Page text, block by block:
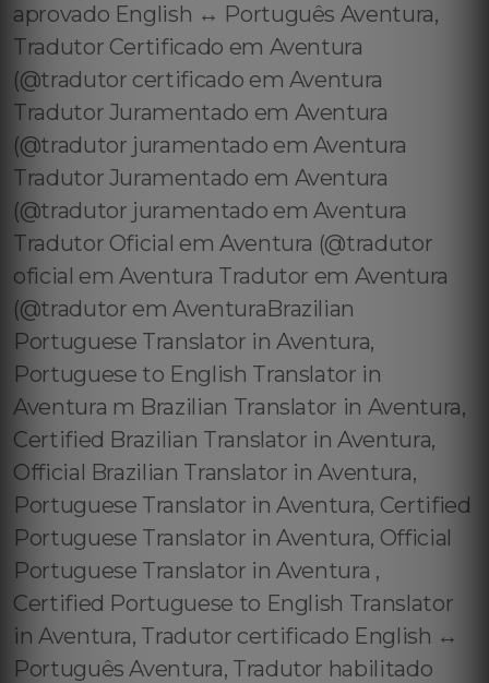
aprovado English ↔️ Português Aventura,
Tradutor Certificado em Aventura
(@tradutor certificado em Aventura
Tradutor Juramentado em Aventura
(@tradutor juramentado em Aventura
Tradutor Juramentado em Aventura
(@tradutor juramentado em Aventura
Tradutor Oficial em Aventura (@tradutor
oficial em Aventura Tradutor em Aventura
(@tradutor em AventuraBrazilian
Portuguese Translator in Aventura,
Portuguese to English Translator in
Aventura m Brazilian Translator in Aventura,
Certified Brazilian Translator in Aventura,
Official Brazilian Translator in Aventura,
Portuguese Translator in Aventura, Certified
Portuguese Translator in Aventura, Official
Portuguese Translator in Aventura ,
Certified Portuguese to English Translator
in Aventura, Tradutor certificado English ↔️
Português Aventura, Tradutor habilitado